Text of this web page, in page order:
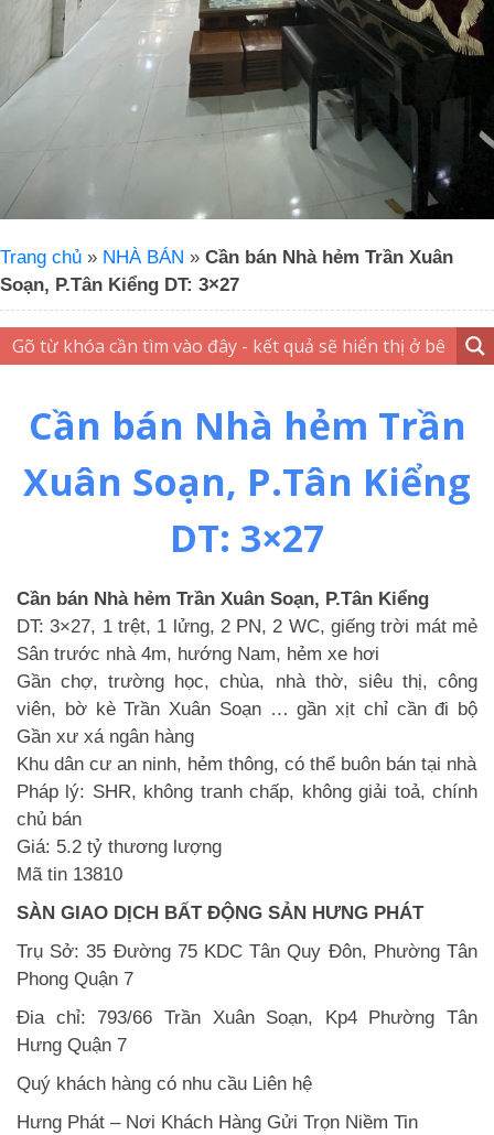
Trang chủ » NHÀ BÁN » Cần bán Nhà hẻm Trần Xuân
Soạn, P.Tân Kiểng DT: 3×27
Cần bán Nhà hẻm Trần
Xuân Soạn, P.Tân Kiểng
DT: 3×27
Cần bán Nhà hẻm Trần Xuân Soạn, P.Tân Kiểng
DT: 3×27, 1 trệt, 1 lửng, 2 PN, 2 WC, giếng trời mát mẻ
Sân trước nhà 4m, hướng Nam, hẻm xe hơi
Gần chợ, trường học, chùa, nhà thờ, siêu thị, công
viên, bờ kè Trần Xuân Soạn … gần xịt chỉ cần đi bộ
Gần xư xá ngân hàng
Khu dân cư an ninh, hẻm thông, có thể buôn bán tại nhà
Pháp lý: SHR, không tranh chấp, không giải toả, chính
chủ bán
Giá: 5.2 tỷ thương lượng
Mã tin 13810
SÀN GIAO DỊCH BẤT ĐỘNG SẢN HƯNG PHÁT
Trụ Sở: 35 Đường 75 KDC Tân Quy Đôn, Phường Tân
Phong Quận 7
Đia chỉ: 793/66 Trần Xuân Soạn, Kp4 Phường Tân
Hưng Quận 7
Quý khách hàng có nhu cầu Liên hệ
Hưng Phát – Nơi Khách Hàng Gửi Trọn Niềm Tin